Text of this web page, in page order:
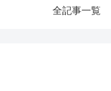
全記事一覧